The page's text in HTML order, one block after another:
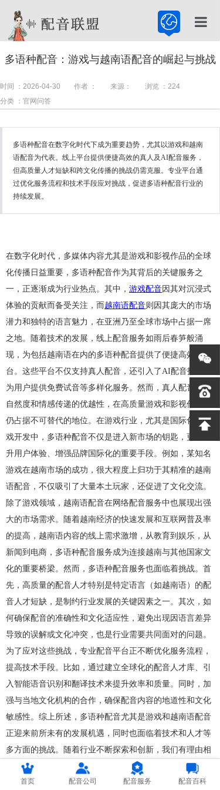
配音
多语种配音：游戏与越南语配音的崛起与挑战
时间 ：2026-04-30 作者 ： 来源： 浏览 ： 224
分类 ：官网问答
多语种配音在数字化时代下成为重要趋势，尤其以游戏和越南
语配音为代表。线上平台提供便捷高效的真人及AI配音服务，
但高质量人才短缺和跨文化传播的挑战仍需克服。专业平台通
过优化服务流程和技术手段应对挑战，促进多语种配音行业的
持续发展。
在数字化时代，多媒体内容尤其是游戏和影视作品的全球
化传播日益重要，多语种配音作为其背后的关键服务之
一，正逐渐成为行业热点。其中， 游戏配音因其对沉浸式
体验的贡献而备受关注，而 越南语配音则因其庞大的市场
潜力和独特的语言魅力，在亚洲乃至全球市场中占据一席
之地。随着技术的发展，线上配音服务如雨后春笋般涌
现，为包括越南语在内的多语种配音提供了便捷高效的平
台。这些平台不仅支持真人配音，还引入了AI配音技术，
为用户提供免费试音等多样化服务。然而，真人配音因其
自然度和情感传递的优越性，在高质量游戏和影视作品中
仍占据不可替代的地位。在游戏行业，尤其是国际化的游
戏开发中，多语种配音不仅是进入新市场的钥匙，更是提
升用户体验、增强品牌国际化的重要手段。例如，某知名
游戏在越南市场的成功，很大程度上归功于其精准的越南
语配音，不仅吸引了大量本土玩家，还促进了文化交流。
除了游戏领域，越南语配音在网络配音服务中也展现出强
大的市场需求。随着越南经济的快速发展和互联网普及率
的提高，越南语内容的线上需求激增，从教育到娱乐，从
新闻到电商，多语种配音服务成为连接越南与其他国家文
化的重要桥梁。然而，多语种配音服务也面临着挑战。首
先，高质量的配音人才特别是特定语言（如越南语）的配
音人才短缺，是制约行业发展的关键因素之一。其次，如
何确保配音的准确性和文化适应性，避免出现因语言差异
导致的误解或文化冲突，也是行业需要共同面对的问题。
为了应对这些挑战，专业配音平台正不断优化服务流程，
提高技术手段。比如，通过建立全球化的配音人才库、引
入智能语音识别和翻译技术来提升效率和质量。同时，加
强与当地文化机构的合作，确保配音内容的地道性和文化
敏感性。综上所述，多语种配音尤其是游戏和越南语配音
正迎来前所未有的发展机遇，同时也面临着技术和人才等
多方面的挑战。随着行业不断探索和创新，我们有理由相
信这一领域将更加繁荣发展，为全球观众带来更加丰富和
高质量的多媒体内容体验。
首页 配音公司 配音服务 配音百科